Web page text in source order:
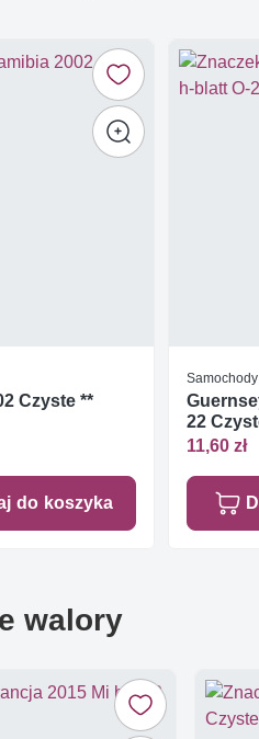
Czyste **
do koszyka
Samochody
22
11,60 zł
walory